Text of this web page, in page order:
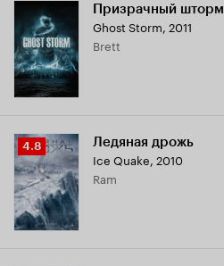
Призрачный шторм
Ghost Storm, 2011
Brett
Рейтинг
Кинопоиска
4.8
4.8 Ледяная дрожь
Ice Quake, 2010
Ram